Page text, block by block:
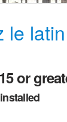
le latin
or